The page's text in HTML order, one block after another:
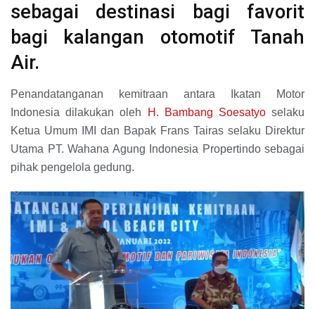
sebagai destinasi bagi favorit
bagi kalangan otomotif Tanah
Air.
Penandatanganan kemitraan antara Ikatan Motor
Indonesia dilakukan oleh
H. Bambang Soesatyoselaku
Ketua Umum IMI dan Bapak Frans Tairas selaku Direktur
Utama PT. Wahana Agung Indonesia Propertindo sebagai
pihak pengelola gedung.